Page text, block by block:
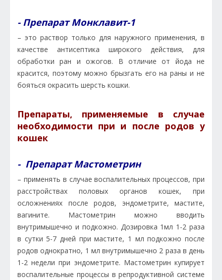
- Препарат Монклавит-1
– это раствор только для наружного применения, в
качестве антисептика широкого действия, для
обработки ран и ожогов. В отличие от йода не
красится, поэтому можно брызгать его на раны и не
бояться окрасить шерсть кошки.
Препараты, применяемые в случае
необходимости при и после родов у
кошек
- Препарат Мастометрин
– применять в случае воспалительных процессов, при
расстройствах половых органов кошек, при
осложнениях после родов, эндометрите, мастите,
вагините. Мастометрин можно вводить
внутримышечно и подкожно. Дозировка 1мл 1-2 раза
в сутки 5-7 дней при мастите, 1 мл подкожно после
родов однократно, 1 мл внутримышечно 2 раза в день
1-2 недели при эндометрите. Мастометрин купирует
воспалительные процессы в репродуктивной системе